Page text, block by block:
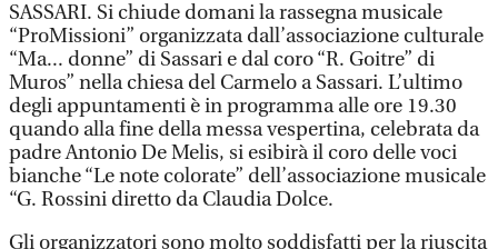
SASSARI. Si chiude domani la rassegna musicale
“ProMissioni” organizzata dall’associazione culturale
“Ma... donne” di Sassari e dal coro “R. Goitre” di
Muros” nella chiesa del Carmelo a Sassari. L’ultimo
degli appuntamenti è in programma alle ore 19.30
quando alla fine della messa vespertina, celebrata da
padre Antonio De Melis, si esibirà il coro delle voci
bianche “Le note colorate” dell’associazione musicale
“G. Rossini diretto da Claudia Dolce.
Gli organizzatori sono molto soddisfatti per la riuscita